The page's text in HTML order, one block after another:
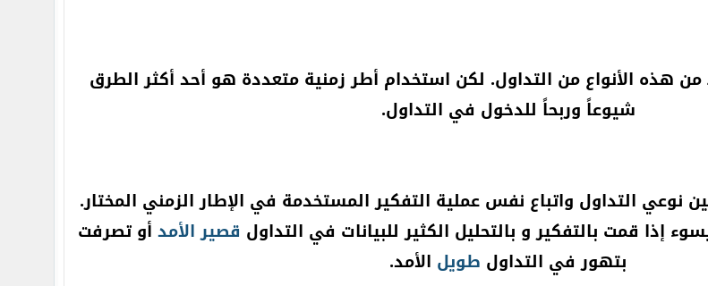
هذه الأنواع من التداول. لكن استخدام أطر زمنية متعددة هو أحد أكثر الطرق
شيوعاً وربحاً للدخول في التداول.
نوعي التداول واتباع نفس عملية التفكير المستخدمة في الإطار الزمني المختار.
إذا قمت بالتفكير و بالتحليل الكثير للبيانات في التداول قصيرالأمد أو تصرفت
بتهور في التداول طويل الأمد.